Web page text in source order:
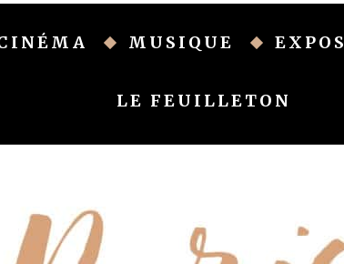
MUSIQUE EXPOS
LE FEUILLETON